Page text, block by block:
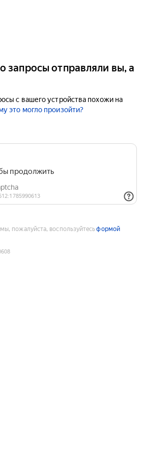
запросы отправляли вы, а
с вашего устройства похожи на
это могло произойти?
пожалуйста, воспользуйтесьформой